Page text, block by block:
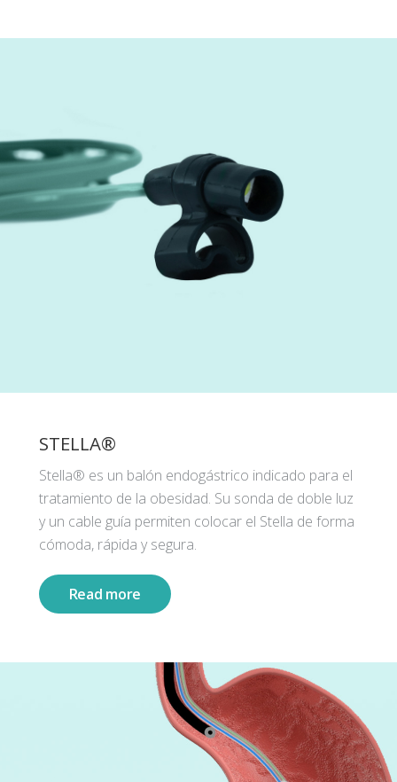
STELLA®
Stella® es un balón endogástrico indicado para el
tratamiento de la obesidad. Su sonda de doble luz
y un cable guía permiten colocar el Stella de forma
cómoda, rápida y segura.
Read more